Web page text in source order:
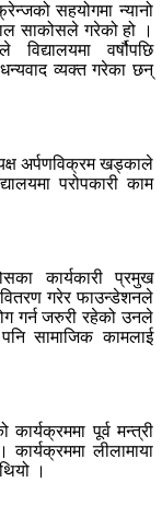
सहयोगमा न्यानो
साकोसले गरेको हो ।
विद्यालयमा वर्षौपछि
धन्यवाद व्यक्त गरेका छन्
अर्पणविक्रम खड्काले
परोपकारी काम
कार्यकारी प्रमुख
वितरण गरेर फाउन्डेशनले
गर्न जरुरी रहेको उनले
सामाजिक कामलाई
कार्यक्रममा पूर्व मन्त्री
लीलामाया
।